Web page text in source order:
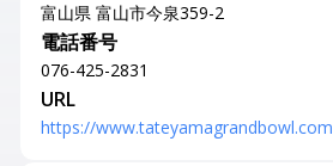
富山県 富山市今泉359-2
電話番号
076-425-2831
URL
https://www.tateyamagrandbowl.com